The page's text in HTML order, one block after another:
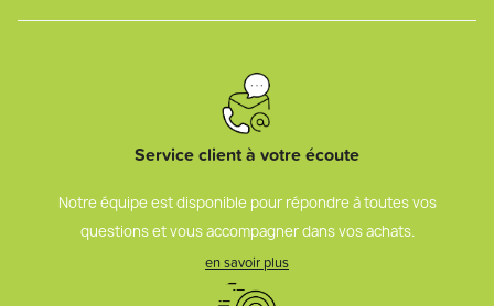
Service client à votre écoute
Notre équipe est disponible pour répondre à toutes vos
questions et vous accompagner dans vos achats.
en savoir plus